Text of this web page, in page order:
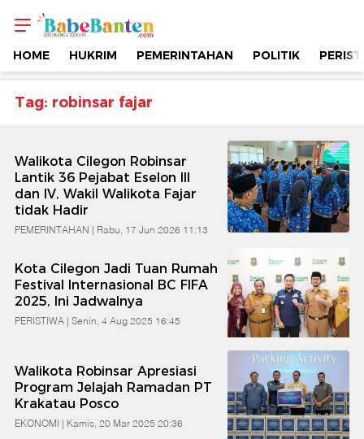
Topik
-
Robinsar
Fajar
Berimbang
&
Edukatif
Babe
HOME HUKRIM PEMERINTAHAN POLITIK
Tag: robinsar fajar
Walikota Cilegon Robinsar
Lantik 36 Pejabat Eselon III
dan IV, Wakil Walikota Fajar
tidak Hadir
PEMERINTAHAN | Rabu, 17 Jun 2026 11:13
Kota Cilegon Jadi Tuan Rumah
Festival Internasional BC FIFA
2025, Ini Jadwalnya
PERISTIWA | Senin, 4 Aug 2025 16:45
Walikota Robinsar Apresiasi
Program Jelajah Ramadan PT
Krakatau Posco
EKONOMI | Kamis, 20 Mar 2025 20:36